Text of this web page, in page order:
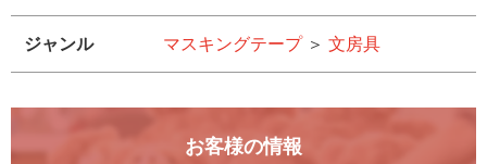
ジャンル マスキングテープ＞ 文房具
お客様の情報